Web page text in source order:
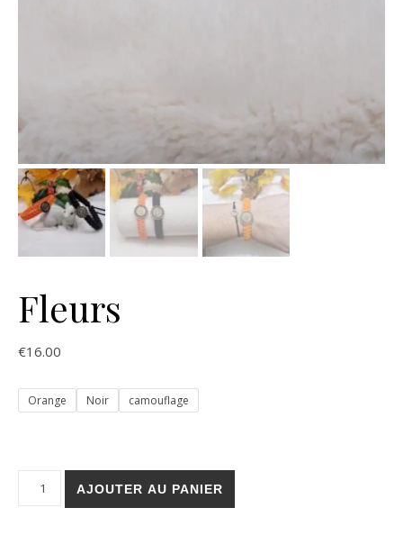
Fleurs
€16.00
Orange Noir camouflage
AJOUTER AU PANIER